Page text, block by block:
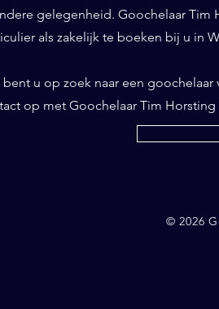
gelegenheid. Goochelaar Tim
als zakelijk te boeken bij u in
bent u op zoek naar een
op met Goochelaar Tim Horsting
© 2026